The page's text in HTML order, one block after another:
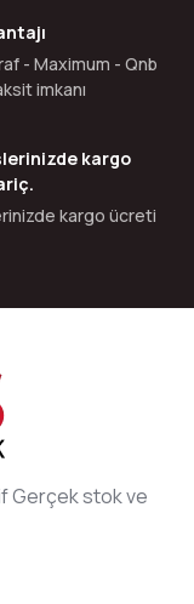
- Maximum - Qnb
imkanı
kargo
kargo ücreti
Gerçek stok ve